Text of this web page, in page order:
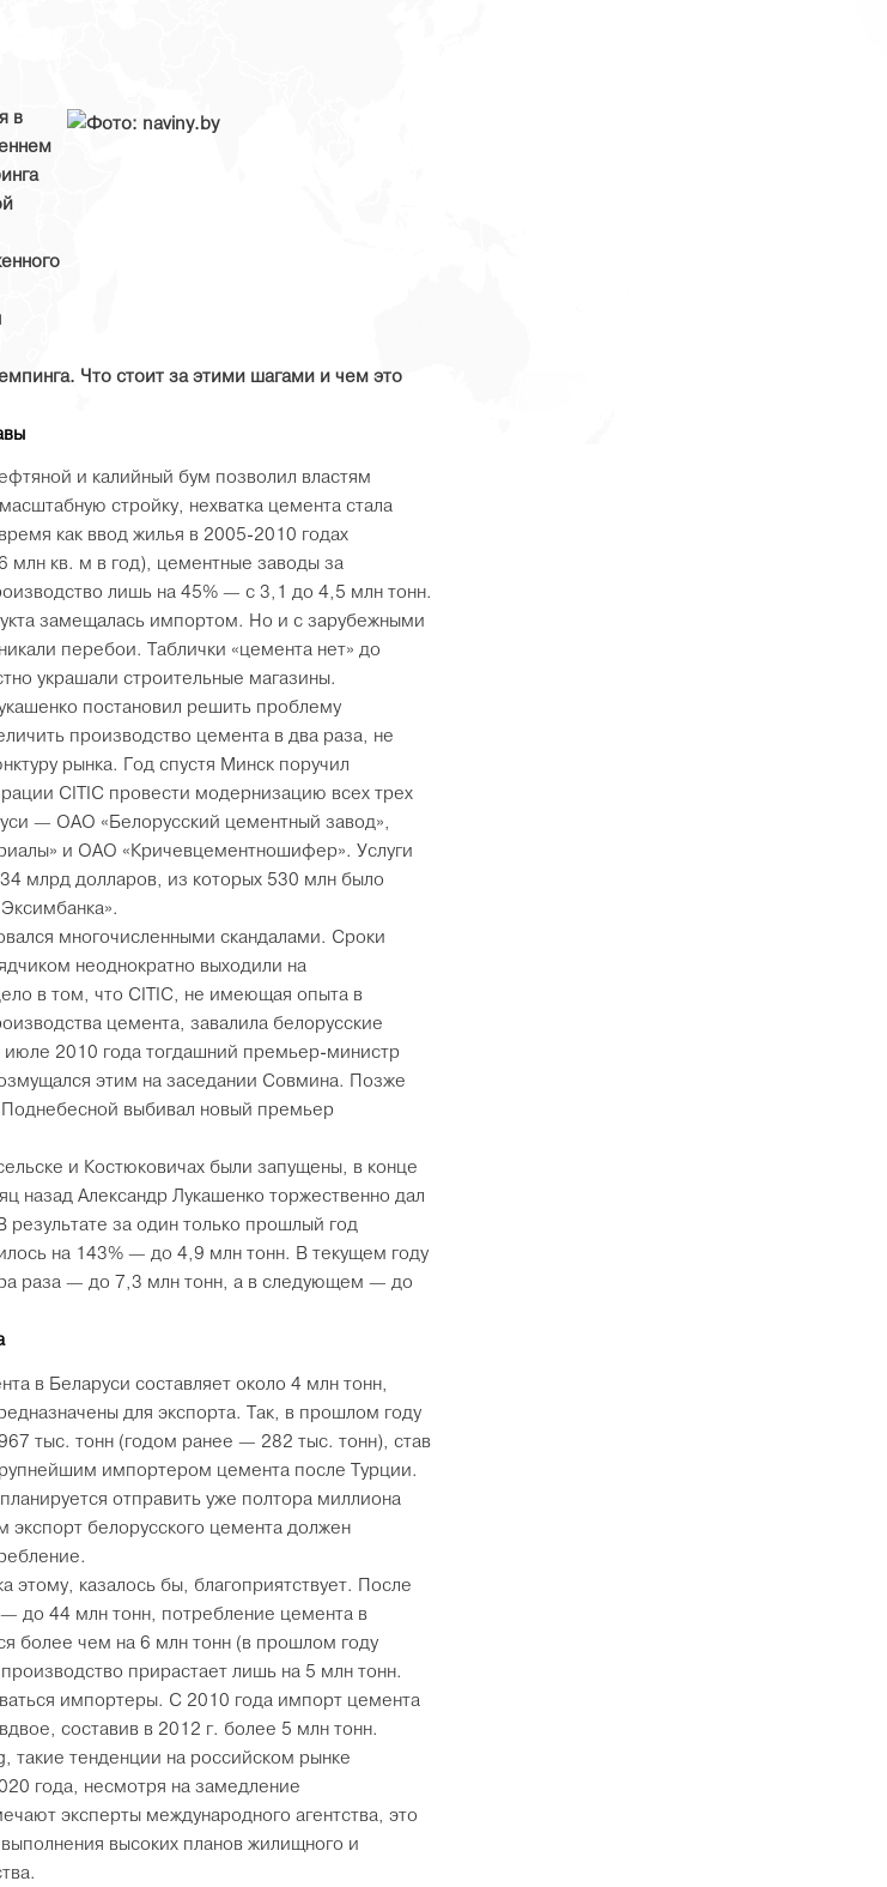
в
Что стоит за этими шагами и чем это
и калийный бум позволил властям
стройку, нехватка цемента стала
как ввод жилья в 2005-2010 годах
млн кв. м в год), цементные заводы за
лишь на 45% — с 3,1 до 4,5 млн тонн.
замещалась импортом. Но и с зарубежными
перебои. Таблички «цемента нет» до
украшали строительные магазины.
постановил решить проблему
производство цемента в два раза, не
рынка. Год спустя Минск поручил
CITIC провести модернизацию всех трех
— ОАО «Белорусский цементный завод»,
и ОАО «Кричевцементношифер». Услуги
млрд долларов, из которых 530 млн было
многочисленными скандалами. Сроки
неоднократно выходили на
в том, что CITIC, не имеющая опыта в
цемента, завалила белорусские
2010 года тогдашний премьер-министр
этим на заседании Совмина. Позже
выбивал новый премьер
и Костюковичах были запущены, в конце
назад Александр Лукашенко торжественно дал
за один только прошлый год
на 143% — до 4,9 млн тонн. В текущем году
раза — до 7,3 млн тонн, а в следующем — до
в Беларуси составляет около 4 млн тонн,
для экспорта. Так, в прошлом году
тыс. тонн (годом ранее — 282 тыс. тонн), став
импортером цемента после Турции.
отправить уже полтора миллиона
белорусского цемента должен
этому, казалось бы, благоприятствует. После
до 44 млн тонн, потребление цемента в
более чем на 6 млн тонн (в прошлом году
прирастает лишь на 5 млн тонн.
импортеры. С 2010 года импорт цемента
составив в 2012 г. более 5 млн тонн.
такие тенденции на российском рынке
года, несмотря на замедление
эксперты международного агентства, это
высоких планов жилищного и